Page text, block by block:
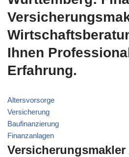
Ihnen
Erfahrung.
Altersvorsorge
Versicherung
Baufinanzierung
Finanzanlagen